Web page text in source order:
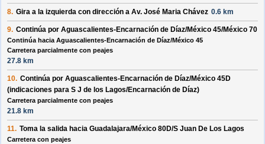
8. Gira a la izquierda con dirección a Av. José Maria Chávez 0.6 km
9. Continúa por Aguascalientes-Encarnación de Díaz/México 45/México 70
Continúa hacia Aguascalientes-Encarnación de Díaz/México 45
Carretera parcialmente con peajes
27.8 km
10. Continúa por Aguascalientes-Encarnación de Díaz/México 45D
(indicaciones para S J de los Lagos/Encarnación de Díaz)
Carretera parcialmente con peajes
21.8 km
11. Toma la salida hacia Guadalajara/México 80D/S Juan De Los Lagos
Carretera con peajes